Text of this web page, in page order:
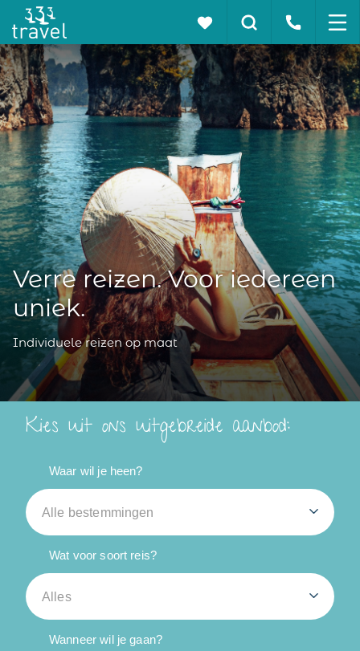
Verre reizen. Voor iedereen
uniek.
Individuele reizen op maat
Kies uit ons uitgebreide aanbod:
Waar wil je heen?
Alle bestemmingen
Wat voor soort reis?
Alles
Wanneer wil je gaan?